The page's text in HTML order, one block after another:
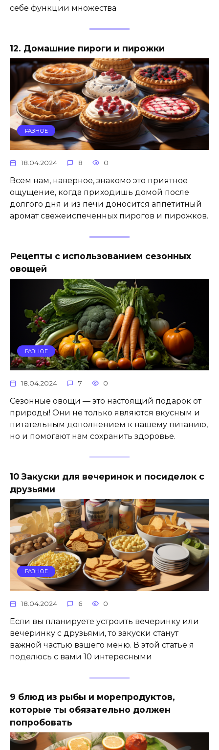
себе функции множества
12. Домашние пироги и пирожки
РАЗНОЕ
18.04.2024 8 0
Всем нам, наверное, знакомо это приятное
ощущение, когда приходишь домой после
долгого дня и из печи доносится аппетитный
аромат свежеиспеченных пирогов и пирожков.
Рецепты с использованием сезонных
овощей
РАЗНОЕ
18.04.2024 7 0
Сезонные овощи — это настоящий подарок от
природы! Они не только являются вкусным и
питательным дополнением к нашему питанию,
но и помогают нам сохранить здоровье.
10 Закуски для вечеринок и посиделок с
друзьями
РАЗНОЕ
18.04.2024 6 0
Если вы планируете устроить вечеринку или
вечеринку с друзьями, то закуски станут
важной частью вашего меню. В этой статье я
поделюсь с вами 10 интересными
9 блюд из рыбы и морепродуктов,
которые ты обязательно должен
попробовать